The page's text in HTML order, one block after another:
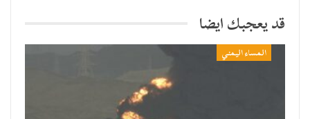
قد يعجبك ايضا
المساء اليمني